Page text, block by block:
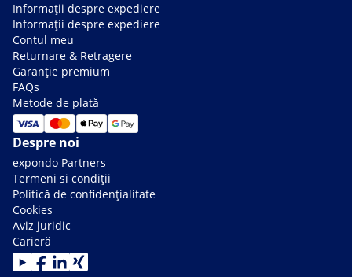
Informații despre expediere
Informații despre expediere
Contul meu
Returnare & Retragere
Garanție premium
FAQs
Metode de plată
Despre noi
expondo Partners
Termeni si condiții
Politică de confidențialitate
Cookies
Aviz juridic
Carieră